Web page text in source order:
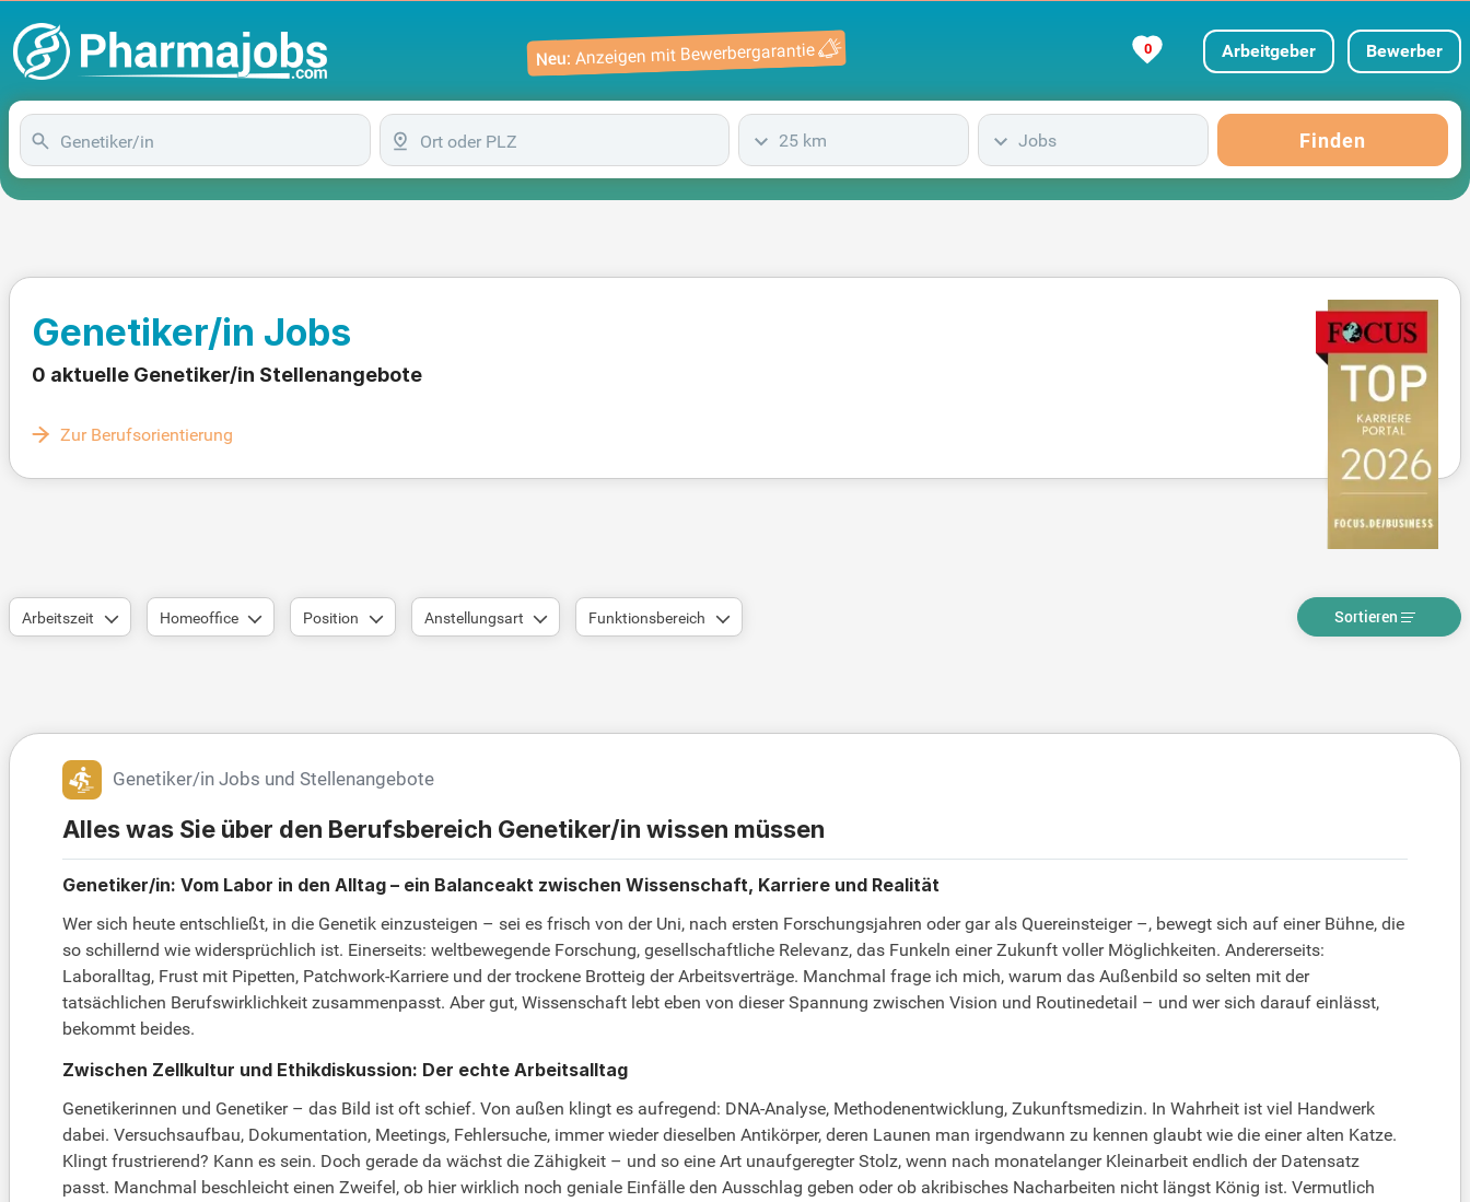
Neu: Anzeigen mit Bewerbergarantie 0 Arbeitgeber Bewerber
25 km Jobs Finden
Genetiker/in Jobs
0 aktuelle Genetiker/in Stellenangebote
Zur Berufsorientierung
Arbeitszeit Homeoffice Position Anstellungsart Funktionsbereich Sortieren
Genetiker/in Jobs und Stellenangebote
Alles was Sie über den Berufsbereich Genetiker/in wissen müssen
Genetiker/in: Vom Labor in den Alltag – ein Balanceakt zwischen Wissenschaft, Karriere und Realität
Wer sich heute entschließt, in die Genetik einzusteigen – sei es frisch von der Uni, nach ersten Forschungsjahren oder gar als Quereinsteiger –, bewegt sich auf einer Bühne, die
so schillernd wie widersprüchlich ist. Einerseits: weltbewegende Forschung, gesellschaftliche Relevanz, das Funkeln einer Zukunft voller Möglichkeiten. Andererseits:
Laboralltag, Frust mit Pipetten, Patchwork-Karriere und der trockene Brotteig der Arbeitsverträge. Manchmal frage ich mich, warum das Außenbild so selten mit der
tatsächlichen Berufswirklichkeit zusammenpasst. Aber gut, Wissenschaft lebt eben von dieser Spannung zwischen Vision und Routinedetail – und wer sich darauf einlässt,
bekommt beides.
Zwischen Zellkultur und Ethikdiskussion: Der echte Arbeitsalltag
Genetikerinnen und Genetiker – das Bild ist oft schief. Von außen klingt es aufregend: DNA-Analyse, Methodenentwicklung, Zukunftsmedizin. In Wahrheit ist viel Handwerk
dabei. Versuchsaufbau, Dokumentation, Meetings, Fehlersuche, immer wieder dieselben Antikörper, deren Launen man irgendwann zu kennen glaubt wie die einer alten Katze.
Klingt frustrierend? Kann es sein. Doch gerade da wächst die Zähigkeit – und so eine Art unaufgeregter Stolz, wenn nach monatelanger Kleinarbeit endlich der Datensatz
passt. Manchmal beschleicht einen Zweifel, ob hier wirklich noch geniale Einfälle den Ausschlag geben oder ob akribisches Nacharbeiten nicht längst König ist. Vermutlich